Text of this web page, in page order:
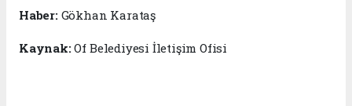
Haber: Gökhan Karataş
Kaynak:Of Belediyesi İletişim Ofisi